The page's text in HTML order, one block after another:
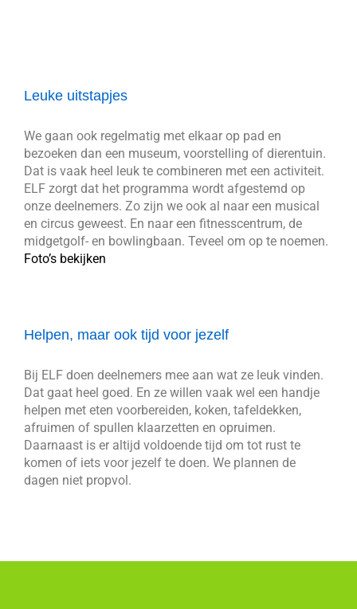
Leuke uitstapjes
We gaan ook regelmatig met elkaar op pad en
bezoeken dan een museum, voorstelling of dierentuin.
Dat is vaak heel leuk te combineren met een activiteit.
ELF zorgt dat het programma wordt afgestemd op
onze deelnemers. Zo zijn we ook al naar een musical
en circus geweest. En naar een fitnesscentrum, de
midgetgolf- en bowlingbaan. Teveel om op te noemen.
Foto’s bekijken
Helpen, maar ook tijd voor jezelf
Bij ELF doen deelnemers mee aan wat ze leuk vinden.
Dat gaat heel goed. En ze willen vaak wel een handje
helpen met eten voorbereiden, koken, tafeldekken,
afruimen of spullen klaarzetten en opruimen.
Daarnaast is er altijd voldoende tijd om tot rust te
komen of iets voor jezelf te doen. We plannen de
dagen niet propvol.